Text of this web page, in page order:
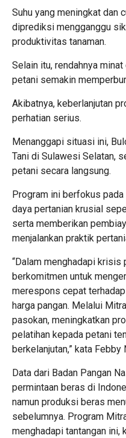
Suhu yang meningkat dan
diprediksi mengganggu
produktivitas tanaman.
Selain itu, rendahnya
petani semakin
Akibatnya, keberlanjutan
perhatian serius.
Menanggapi situasi ini,
Tani di Sulawesi Selatan,
petani secara langsung.
Program ini berfokus
daya pertanian krusial
serta memberikan
menjalankan praktik
“Dalam menghadapi krisis
berkomitmen untuk
merespons cepat
harga pangan. Melalui
pasokan, meningkatkan
pelatihan kepada petani
berkelanjutan,” kata
Data dari Badan Pangan
permintaan beras di
namun produksi beras
sebelumnya. Program
menghadapi tantangan ini,